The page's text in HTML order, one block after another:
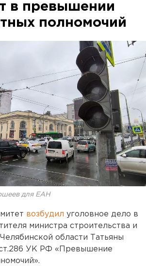
в превышении
полномочий
для ЕАН
возбудил уголовное дело в
министра строительства и
области Татьяны
ст.286 УК РФ «Превышение